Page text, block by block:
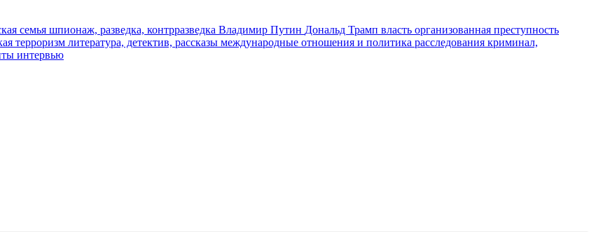
семья шпионаж, разведка, контрразведка Владимир Путин Дональд Трамп власть организованная преступность
терроризм литература, детектив, рассказы международные отношения и политика расследования криминал,
интервью